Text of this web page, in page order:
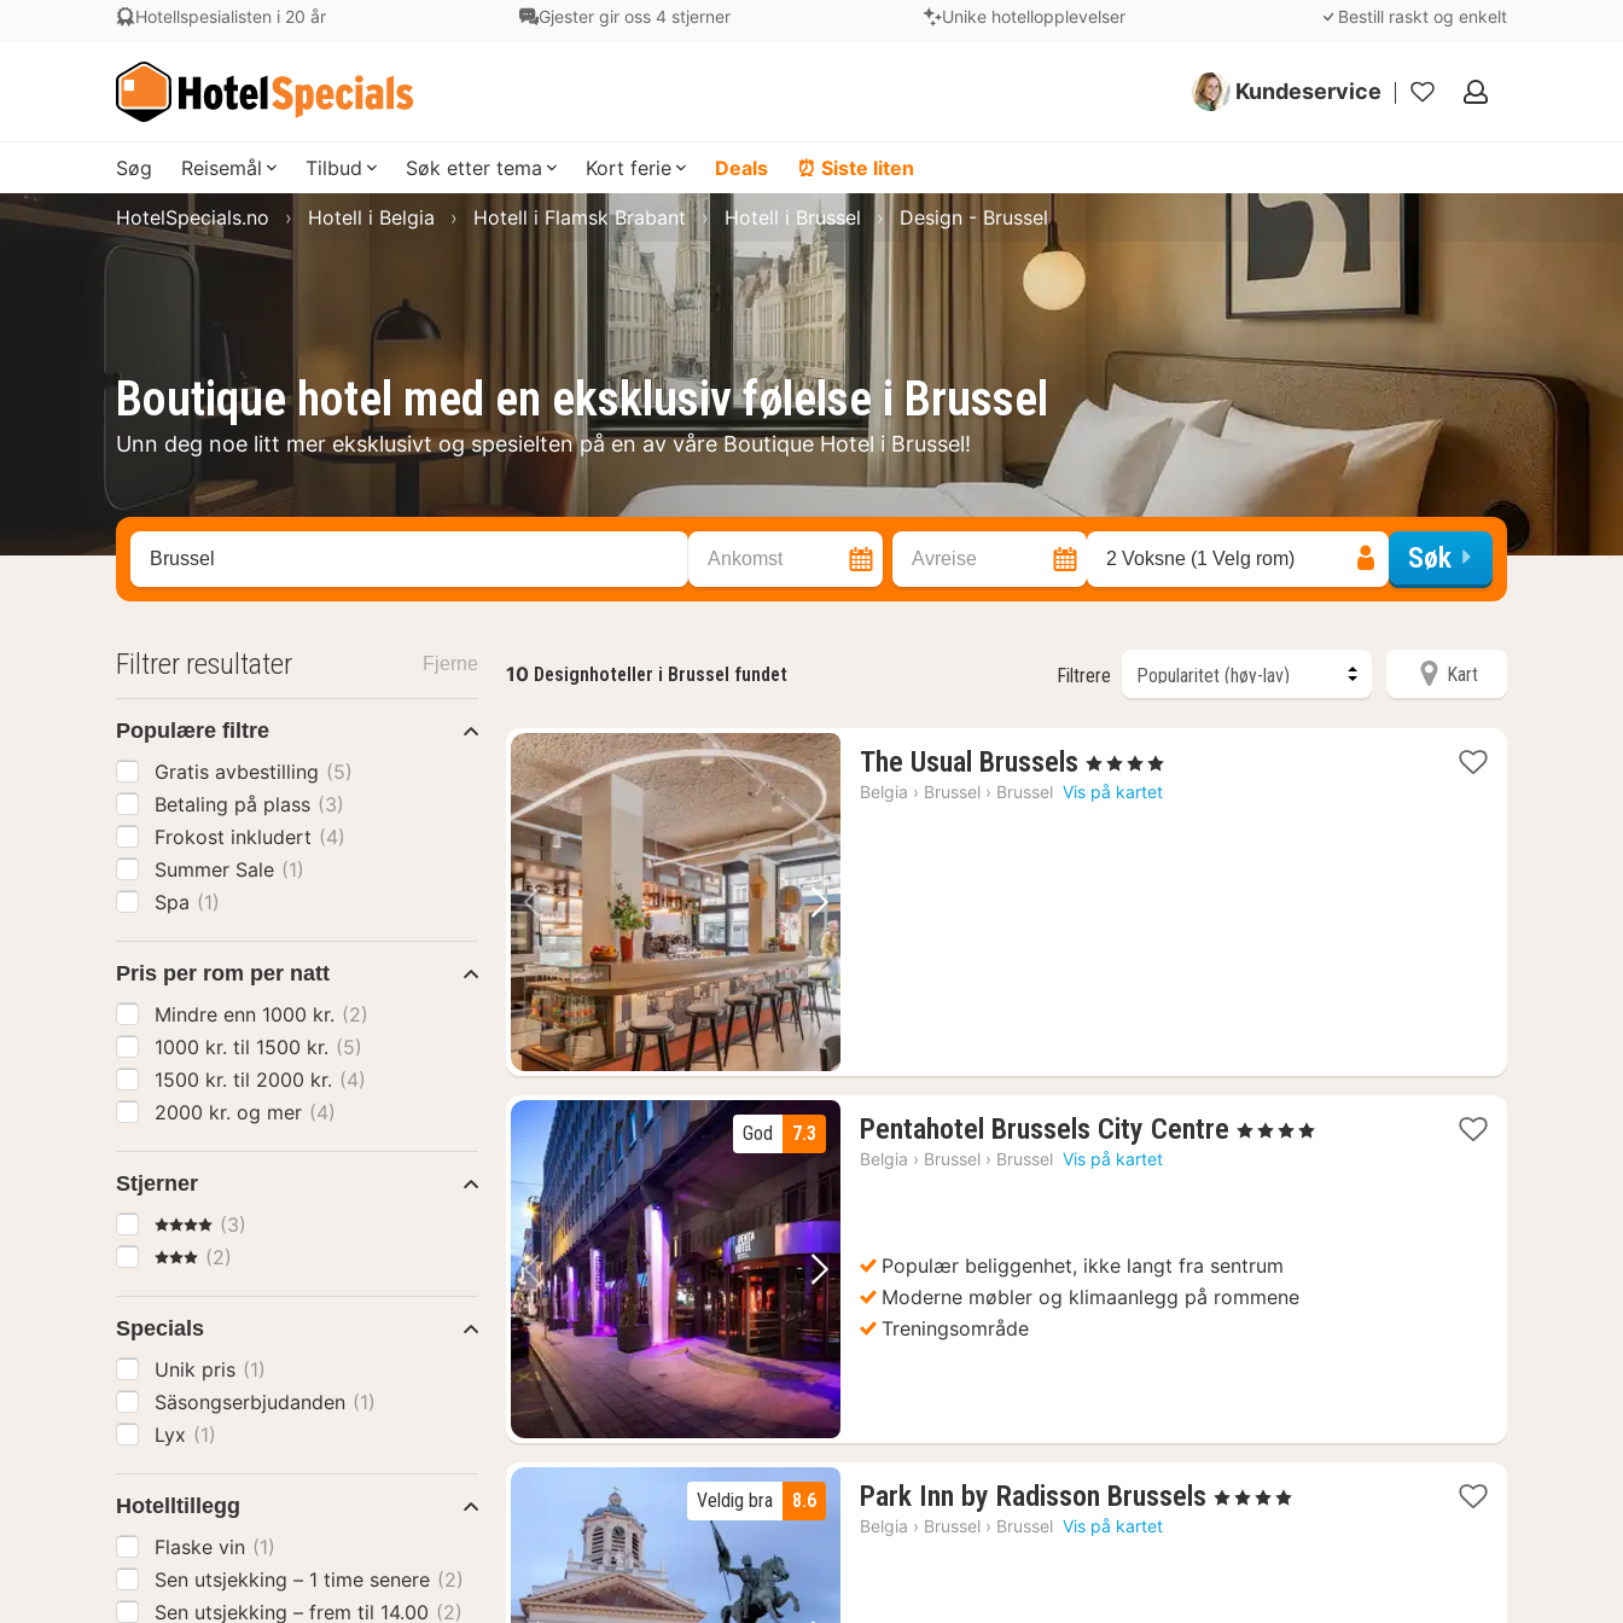
Hotellspesialisten i 20 år Gjester gir oss 4 stjerner Unike hotellopplevelser Bestill raskt og enkelt
Kundeservice
Mine
Søg Reisemål Tilbud Søk etter tema Kort ferie Deals ⏰ Siste liten
Boutique hotel med en eksklusiv følelse i Brussel
Unn deg noe litt mer eksklusivt og spesielten på en av våre Boutique Hotel i Brussel!
HotelSpecials.no Hotell i Belgia Hotell i Flamsk Brabant Hotell i Brussel Design - Brussel
Søk hotell, region eller by Ankomst Avreise 2 Voksne (1 Velg rom) Søk
10 Designhoteller i Brussel fundet Filtrere Kart
Forrige bilde Neste bilde
The Usual Brussels 1
natt
, 4 Stjerner
Belgia › Brussel › Brussel Vis på kartet
Forrige bilde Neste bilde
7.3
God Pentahotel Brussels City Centre 1
, 4 Stjerner
Belgia › Brussel › Brussel Vis på kartet
Populær beliggenhet, ikke langt fra sentrum
Moderne møbler og klimaanlegg på rommene
Treningsområde
8.6
Veldig bra Park Inn by Radisson Brussels 1
, 4 Stjerner
Belgia › Brussel › Brussel Vis på kartet
Filtrer resultater Fjerne
Populære filtre
Gratis avbestilling (5)
Betaling på plass (3)
Frokost inkludert (4)
Summer Sale (1)
Spa (1)
Pris per rom per natt
Mindre enn 1000 kr. (2)
1000 kr. til 1500 kr. (5)
1500 kr. til 2000 kr. (4)
2000 kr. og mer (4)
Stjerner
4 Stjerner
(3)
3 Stjerner
(2)
Specials
Unik pris (1)
Säsongserbjudanden (1)
Lyx (1)
Hotelltillegg
Flaske vin (1)
Sen utsjekking – 1 time senere (2)
Sen utsjekking – frem til 14.00 (2)